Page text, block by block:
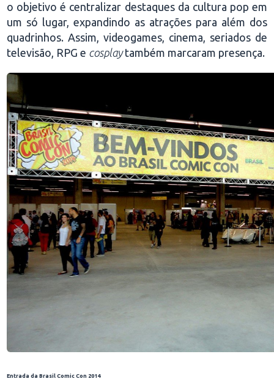
o objetivo é centralizar destaques da cultura pop em
um só lugar, expandindo as atrações para além dos
quadrinhos. Assim, videogames, cinema, seriados de
televisão, RPG e cosplaytambém marcaram presença.
Entrada da Brasil Comic Con 2014